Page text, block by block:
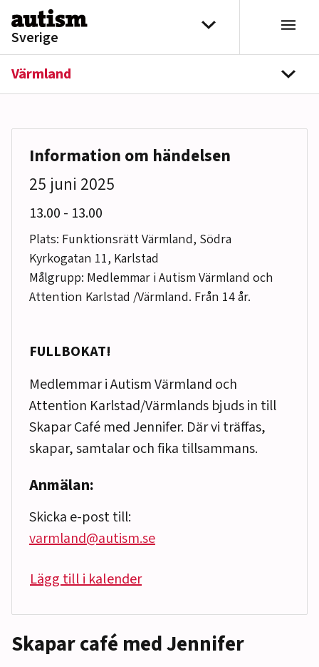
Hoppa till innehåll
Sverige
Välj distrikt
Värmland
Skapar café med Jennifer
Information om händelsen
25 juni 2025
13.00 till
- 13.00
Plats: Funktionsrätt Värmland, Södra
Kyrkogatan 11, Karlstad
Målgrupp: Medlemmar i Autism Värmland och
Attention Karlstad /Värmland. Från 14 år.
FULLBOKAT!
Medlemmar i Autism Värmland och
Attention Karlstad/Värmlands bjuds in till
Skapar Café med Jennifer. Där vi träffas,
skapar, samtalar och fika tillsammans.
Anmälan:
Skicka e-post till:
varmland@autism.se
Lägg till i kalender